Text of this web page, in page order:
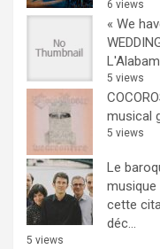
6 views
« We
5 views
musical
5 views
Le
musique
cette
déc...
5 views